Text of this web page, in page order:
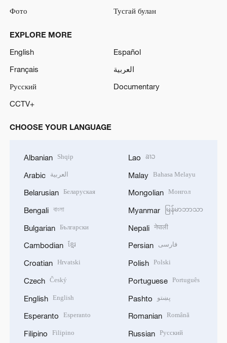
Фото
Тусгай булан
EXPLORE MORE
English
Español
Français
العربية
Русский
Documentary
CCTV+
CHOOSE YOUR LANGUAGE
Albanian Shqip
Arabic العربية
Belarusian Беларуская
Bengali বাংলা
Bulgarian Български
Cambodian ខ្មែរ
Croatian Hrvatski
Czech Český
English English
Esperanto Esperanto
Filipino Filipino
Lao ລາວ
Malay Bahasa Melayu
Mongolian Монгол
Myanmar မြန်မာဘာသာ
Nepali नेपाली
Persian فارسی
Polish Polski
Portuguese Português
Pashto پښتو
Romanian Română
Russian Русский